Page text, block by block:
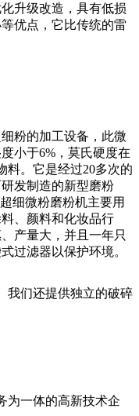
升级改造，具有低损
优点，它比传统的雷
粉的加工设备，此微
小于6%，莫氏硬度在
料。它是经过20多次的
发制造的新型磨粉
细微粉磨粉机主要用
、颜料和化妆品行
产量大，并且一年只
过滤器以保护环境。
我们还提供独立的破碎
为一体的高新技术企